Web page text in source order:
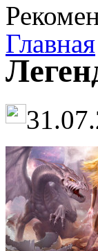
Главная